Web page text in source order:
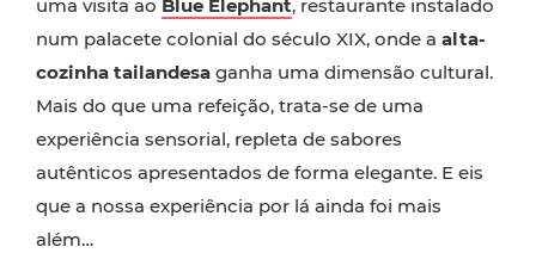
uma visita ao Blue Elephant, restaurante instalado
num palacete colonial do século XIX, onde a alta-
cozinha tailandesa ganha uma dimensão cultural.
Mais do que uma refeição, trata-se de uma
experiência sensorial, repleta de sabores
autênticos apresentados de forma elegante. E eis
que a nossa experiência por lá ainda foi mais
além…